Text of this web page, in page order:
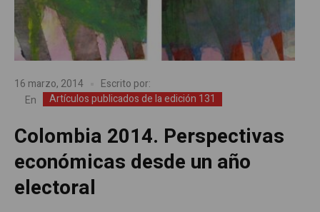
16 marzo, 2014
Escrito por:
En
Artículos publicados de la edición 131
Colombia 2014. Perspectivas
económicas desde un año
electoral